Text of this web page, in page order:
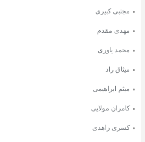
مجتبی کبیری
مهدی مقدم
محمد یاوری
میثاق راد
میثم ابراهیمی
کامران مولایی
کسری زاهدی